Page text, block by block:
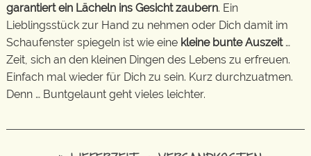
garantiert ein Lächeln ins Gesicht zaubern. Ein
Lieblingsstück zur Hand zu nehmen oder Dich damit im
Schaufenster spiegeln ist wie eine kleine bunte Auszeit…
Zeit, sich an den kleinen Dingen des Lebens zu erfreuen.
Einfach mal wieder für Dich zu sein. Kurz durchzuatmen.
Denn … Buntgelaunt geht vieles leichter.